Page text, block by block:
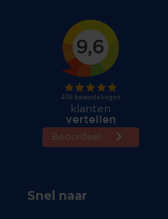
Snel naar